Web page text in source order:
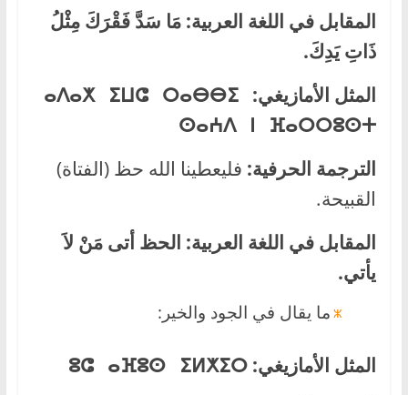
المقابل في اللغة العربية: مَا سَدَّ فَقْرَكَ مِثْلُ
ذَاتِ يَدِكَ.
المثل الأمازيغي: ⴰⴷⴰⵅ ⵉⵡⵛ ⵔⴰⴱⴱⵉ
ⵙⴰⵄⴷ ⵏ ⴼⴰⵔⵔⵓⵙⵜ
الترجمة الحرفية: فليعطينا الله حظ (الفتاة)
القبيحة.
المقابل في اللغة العربية: الحظ أتى مَنْ لاَ
يأتي.
ما يقال في الجود والخير:
المثل الأمازيغي: ⵓⵛ ⴰⴼⵓⵙ ⵉⵍⵅⵉⵔ